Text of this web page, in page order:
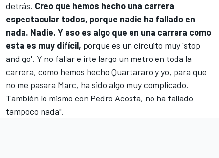
detrás. Creo que hemos hecho una carrera
espectacular todos, porque nadie ha fallado en
nada. Nadie. Y eso es algo que en una carrera como
esta es muy difícil, porque es un circuito muy 'stop
and go'. Y no fallar e irte largo un metro en toda la
carrera, como hemos hecho Quartararo y yo, para que
no me pasara Marc, ha sido algo muy complicado.
También lo mismo con Pedro Acosta, no ha fallado
tampoco nada".